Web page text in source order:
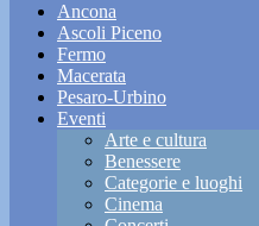
Ancona
Ascoli Piceno
Fermo
Macerata
Pesaro-Urbino
Eventi
Arte e cultura
Benessere
Categorie e luoghi
Cinema